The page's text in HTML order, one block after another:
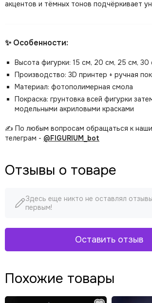
акцентов и тёмных тонов подчёркивает
✨ Особенности:
Высота фигурки: 15 см, 20 см, 25 см, 30
Производство: 3D принтер + ручная
Материал: фотополимерная смола
Покраска: грунтовка всей фигурки
модельными акриловыми красками
✍️ По любым вопросам обращаться к
телеграм - @FIGURIUM_bot
Отзывы о товаре
Здесь еще никто не оставлял
первым!
Оставить отзыв
Похожие товары